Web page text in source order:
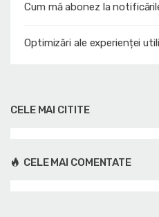
Cum mă abonez la
Optimizări ale experienței
CELE MAI CITITE
CELE MAI COMENTATE